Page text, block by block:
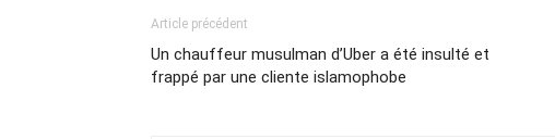
Article précédent
Un chauffeur musulman d’Uber a été insulté et
frappé par une cliente islamophobe